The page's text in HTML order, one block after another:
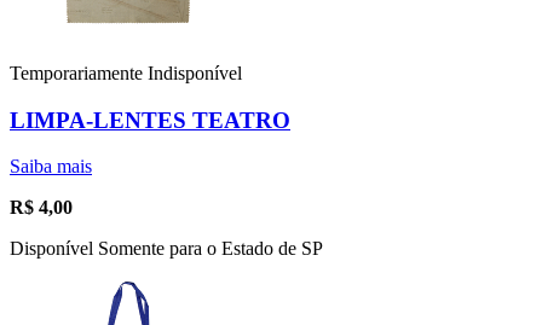
Temporariamente Indisponível
LIMPA-LENTES TEATRO
Saiba mais
R$ 4,00
Disponível Somente para o Estado de SP